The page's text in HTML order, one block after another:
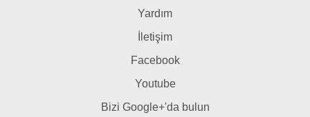
Yardım
İletişim
Facebook
Youtube
Bizi Google+'da bulun